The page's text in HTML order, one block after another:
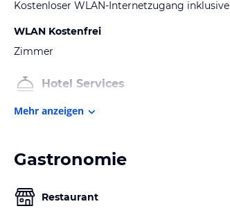
Kostenloser WLAN-Internetzugang inklusive
WLAN Kostenfrei
Zimmer
Hotel Services
Mehr anzeigen
Gastronomie
Restaurant